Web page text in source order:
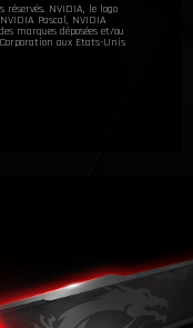
NVIDIA, le logo
Pascal, NVIDIA
marques déposées et/ou
aux Etats-Unis